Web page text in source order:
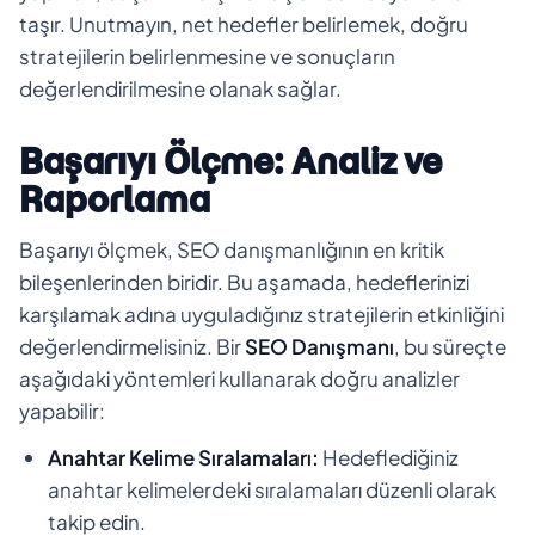
taşır. Unutmayın, net hedefler belirlemek, doğru
stratejilerin belirlenmesine ve sonuçların
değerlendirilmesine olanak sağlar.
Başarıyı Ölçme: Analiz ve
Raporlama
Başarıyı ölçmek, SEO danışmanlığının en kritik
bileşenlerinden biridir. Bu aşamada, hedeflerinizi
karşılamak adına uyguladığınız stratejilerin etkinliğini
değerlendirmelisiniz. BirSEO Danışmanı, bu süreçte
aşağıdaki yöntemleri kullanarak doğru analizler
yapabilir:
Anahtar Kelime Sıralamaları: Hedeflediğiniz
anahtar kelimelerdeki sıralamaları düzenli olarak
takip edin.